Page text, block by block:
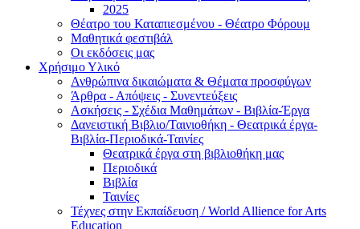
2025
Θέατρο του Καταπιεσμένου - Θέατρο Φόρουμ
Μαθητικά φεστιβάλ
Οι εκδόσεις μας
Χρήσιμο Υλικό
Ανθρώπινα δικαιώματα & Θέματα προσφύγων
Άρθρα - Απόψεις - Συνεντεύξεις
Ασκήσεις - Σχέδια Μαθημάτων - Βιβλία-Έργα
Δανειστική Βιβλιο/Ταινιοθήκη - Θεατρικά έργα-
Βιβλία-Περιοδικά-Ταινίες
Θεατρικά έργα στη βιβλιοθήκη μας
Περιοδικά
Βιβλία
Ταινίες
Τέχνες στην Εκπαίδευση / World Allience for Arts
Education